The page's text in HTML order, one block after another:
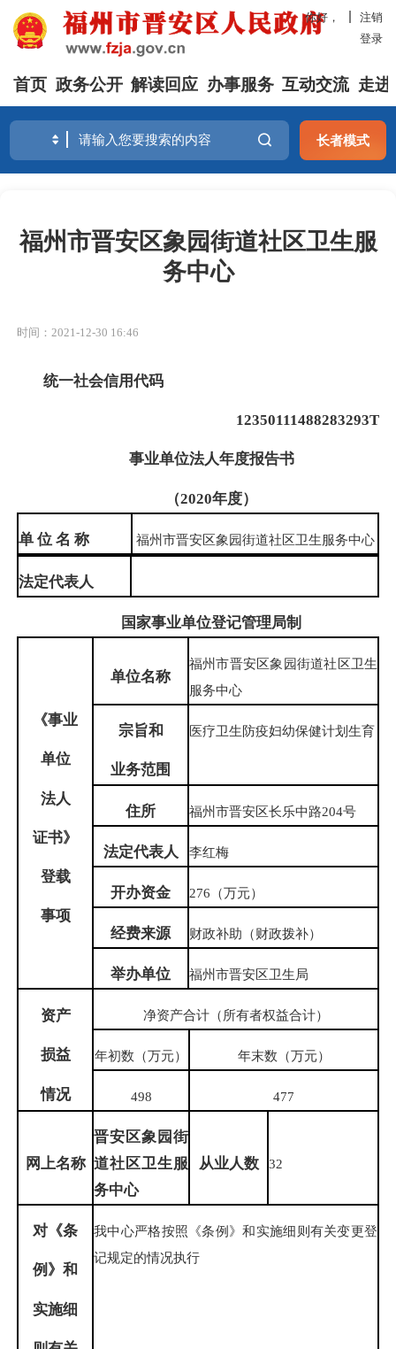
你好，
注销
登录
首页 政务公开 解读回应 办事服务 互动交流 走进
长者模式
福州市晋安区象园街道社区卫生服
务中心
时间：2021-12-30 16:46
统一社会信用代码
12350111488283293T
事业单位法人年度报告书
（2020年度）
单 位 名 称 福州市晋安区象园街道社区卫生服务中心
法定代表人
国家事业单位登记管理局制
《事业
单位
法人
证书》
登载
事项
单位名称
福州市晋安区象园街道社区卫生
服务中心
宗旨和
业务范围
医疗卫生防疫妇幼保健计划生育
住所 福州市晋安区长乐中路204号
法定代表人 李红梅
开办资金 276（万元）
经费来源 财政补助（财政拨补）
举办单位 福州市晋安区卫生局
资产
损益
情况
净资产合计（所有者权益合计）
年初数（万元） 年末数（万元）
498 477
网上名称
晋安区象园街
道社区卫生服
务中心
从业人数 32
对《条
例》和
实施细
我中心严格按照《条例》和实施细则有关变更登
记规定的情况执行